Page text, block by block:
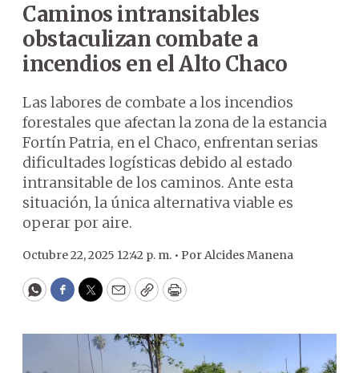
Caminos intransitables
obstaculizan combate a
incendios en el Alto Chaco
Las labores de combate a los incendios
forestales que afectan la zona de la estancia
Fortín Patria, en el Chaco, enfrentan serias
dificultades logísticas debido al estado
intransitable de los caminos. Ante esta
situación, la única alternativa viable es
operar por aire.
Octubre 22, 2025 12:42 p. m. • PorAlcides Manena
WhatsApp
Facebook
Twitter
EmailCopyPrint